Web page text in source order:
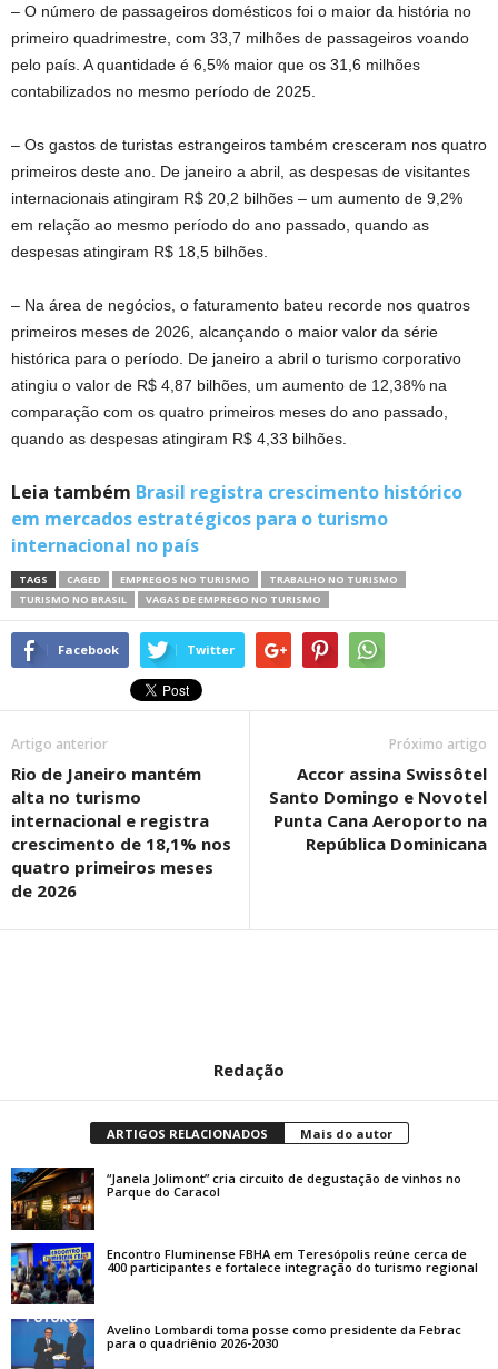
– O número de passageiros domésticos foi o maior da história no
primeiro quadrimestre, com 33,7 milhões de passageiros voando
pelo país. A quantidade é 6,5% maior que os 31,6 milhões
contabilizados no mesmo período de 2025.
– Os gastos de turistas estrangeiros também cresceram nos quatro
primeiros deste ano. De janeiro a abril, as despesas de visitantes
internacionais atingiram R$ 20,2 bilhões – um aumento de 9,2%
em relação ao mesmo período do ano passado, quando as
despesas atingiram R$ 18,5 bilhões.
– Na área de negócios, o faturamento bateu recorde nos quatros
primeiros meses de 2026, alcançando o maior valor da série
histórica para o período. De janeiro a abril o turismo corporativo
atingiu o valor de R$ 4,87 bilhões, um aumento de 12,38% na
comparação com os quatro primeiros meses do ano passado,
quando as despesas atingiram R$ 4,33 bilhões.
Leia também Brasil registra crescimento histórico
em mercados estratégicos para o turismo
internacional no país
TAGS CAGED EMPREGOS NO TURISMO
TRABALHO NO TURISMO
TURISMO NO BRASIL
VAGAS DE EMPREGO NO TURISMO
Facebook Twitter
Artigo anterior
Rio de Janeiro mantém
alta no turismo
internacional e registra
crescimento de 18,1% nos
quatro primeiros meses
de 2026
Próximo artigo
Accor assina Swissôtel
Santo Domingo e Novotel
Punta Cana Aeroporto na
República Dominicana
Redação
ARTIGOS RELACIONADOS Mais do autor
“Janela Jolimont” cria circuito de degustação de vinhos no
Parque do Caracol
Encontro Fluminense FBHA em Teresópolis reúne cerca de
400 participantes e fortalece integração do turismo regional
Avelino Lombardi toma posse como presidente da Febrac
para o quadriênio 2026-2030